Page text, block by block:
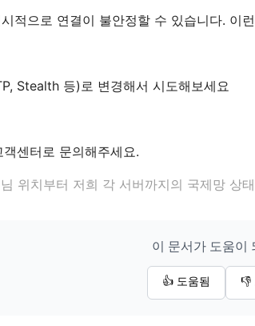
적으로 연결이 불안정할 수 있습니다. 이
Stealth 등)로 변경해서 시도해보세요
센터로 문의해주세요.
위치부터 저희 각 서버까지의 국제망 상
이 문서가 도움이
👍 도움됨 👎